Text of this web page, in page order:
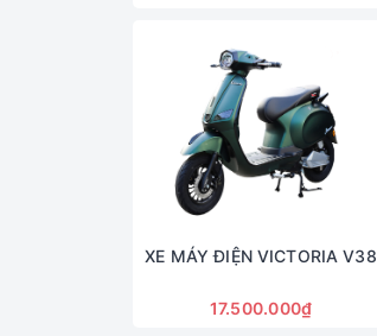
XE MÁY ĐIỆN VICTORIA V38
17.500.000₫